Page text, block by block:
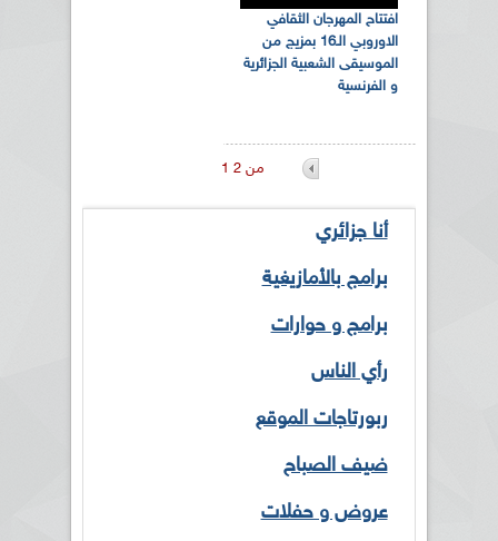
افتتاح المهرجان الثقافي
الاوروبي الـ16 بمزيج من
الموسيقى الشعبية الجزائرية
و الفرنسية
1 من 2
أنا جزائري
برامج بالأمازيغية
برامج و حوارات
رأي الناس
ربورتاجات الموقع
ضيف الصباح
عروض و حفلات